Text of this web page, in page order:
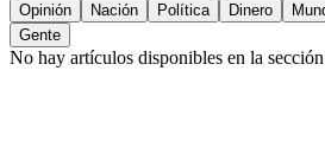
Opinión Nación Política Dinero
Gente
No hay artículos disponibles en la sección